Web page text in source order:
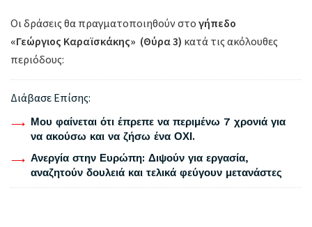
Οι δράσεις θα πραγματοποιηθούν στο γήπεδο
«Γεώργιος Καραϊσκάκης» (Θύρα 3) κατά τις ακόλουθες
περιόδους:
Διάβασε Επίσης:
Μου φαίνεται ότι έπρεπε να περιμένω 7 χρονιά για
να ακούσω και να ζήσω ένα ΟΧΙ.
Ανεργία στην Ευρώπη: Διψούν για εργασία,
αναζητούν δουλειά και τελικά φεύγουν μετανάστες